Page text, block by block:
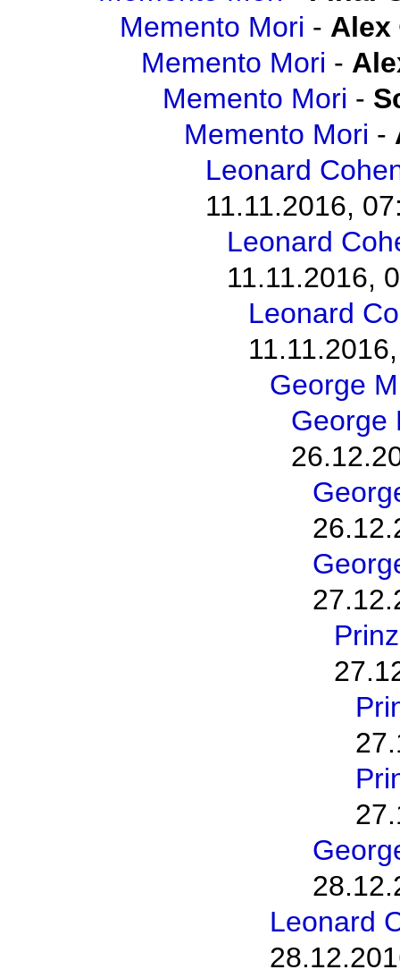
Memento Mori - Alex
Memento Mori -
Memento Mori -
Memento Mori -
Leonard
11.11.2016,
Leonard
11.11.2016,
Leonard
George
George
Leonard